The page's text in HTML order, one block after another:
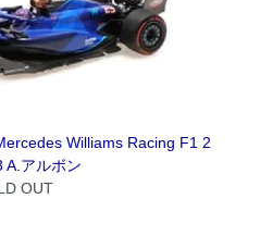
Williams Racing F1 2
A.アルボン
OUT